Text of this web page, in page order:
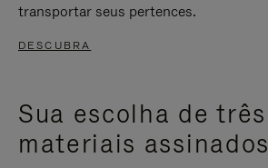
transportar seus pertences.
DESCUBRA
Sua escolha de três
materiais assinados